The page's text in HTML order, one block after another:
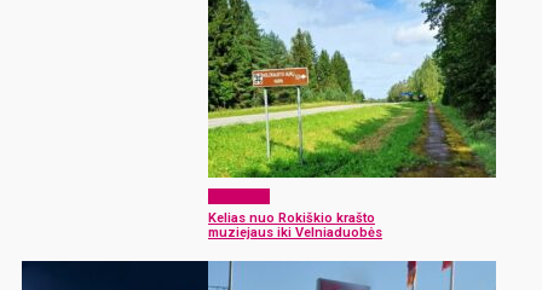
Kelias nuo Rokiškio krašto
muziejaus iki Velniaduobės